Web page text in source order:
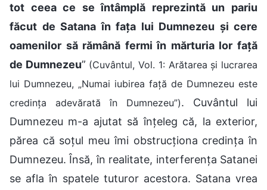
tot ceea ce se întâmplă reprezintă un pariu
făcut de Satana în fața lui Dumnezeu și cere
oamenilor să rămână fermi în mărturia lor față
de Dumnezeu” (Cuvântul, Vol. 1: Arătarea și lucrarea
lui Dumnezeu, „Numai iubirea față de Dumnezeu este
credința adevărată în Dumnezeu”). Cuvântul lui
Dumnezeu m-a ajutat să înțeleg că, la exterior,
părea că soțul meu îmi obstrucționa credința în
Dumnezeu. Însă, în realitate, interferența Satanei
se afla în spatele tuturor acestora. Satana vrea